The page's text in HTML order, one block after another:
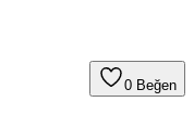
0 Beğen